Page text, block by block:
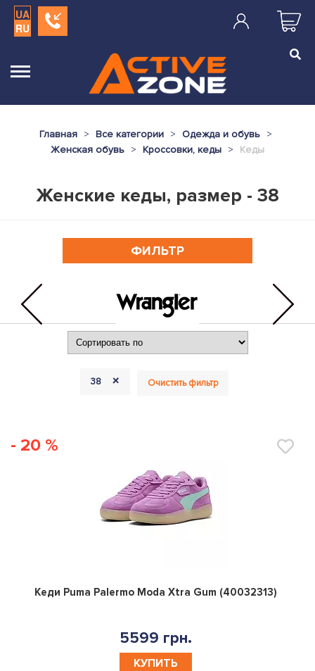
UA
RU
Главная Все категории
Одежда и обувь
Женская обувь
Кроссовки, кеды Кеды
Женские кеды, размер - 38
ФИЛЬТР
38 + Очистить фильтр
- 20 %
0
Кеди Puma Palermo Moda Xtra Gum (40032313)
5599 грн.
КУПИТЬ